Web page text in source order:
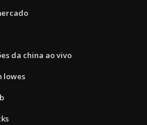
da china ao vivo
lowes